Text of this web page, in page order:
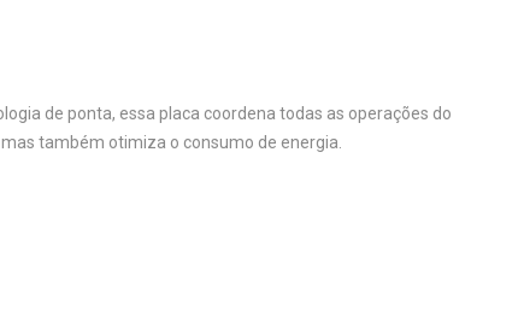
de ponta, essa placa coordena todas as operações do
também otimiza o consumo de energia.